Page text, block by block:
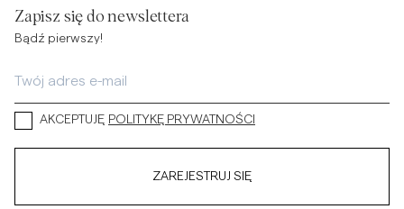
Zapisz się do newslettera
Bądź pierwszy!
AKCEPTUJĘ POLITYKĘ PRYWATNOŚCI
ZAREJESTRUJ SIĘ